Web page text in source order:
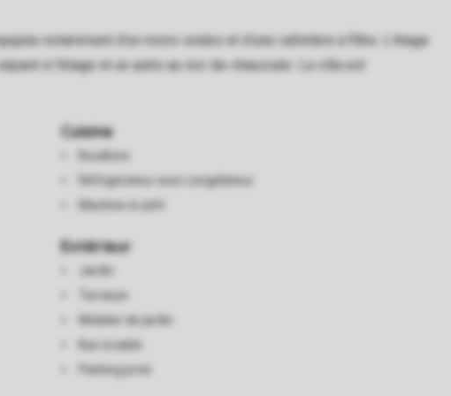
notamment d’un micro-ondes et d’une cafetière à filtre. L’étage
à l'étage et un autre au rez-de-chaussée. La villa est
Cuisine
Bouilloire
Réfrigérateur avec congélateur
Machine à café
Extérieur
Jardin
Terrasse
Mobilier de jardin
Bac à sable
Parking privé